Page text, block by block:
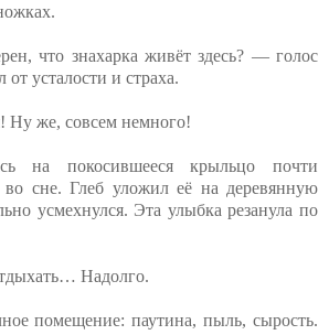
что знахарка живёт здесь? — голос
от усталости и страха.
Ну же, совсем немного!
на покосившееся крыльцо почти
во сне. Глеб уложил её на деревянную
усмехнулся. Эта улыбка резанула по
Надолго.
помещение: паутина, пыль, сырость.